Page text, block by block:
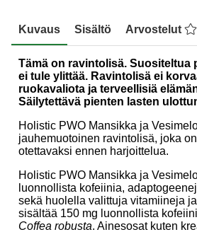
Kuvaus Sisältö Arvostelut
Tämä on ravintolisä. Suositeltua
ei tule ylittää. Ravintolisä ei
ruokavaliota ja terveellisiä
Säilytettävä pienten lasten
Holistic PWO Mansikka ja
jauhemuotoinen ravintolisä, joka
otettavaksi ennen harjoittelua.
Holistic PWO Mansikka ja
luonnollista kofeiinia,
sekä huolella valittuja vitamiineja
sisältää 150 mg luonnollista
Coffea robusta. Ainesosat kuten